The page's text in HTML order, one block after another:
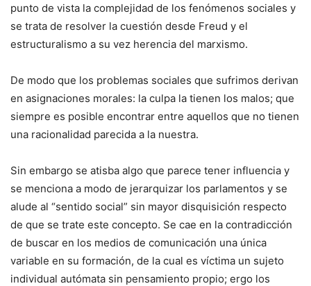
punto de vista la complejidad de los fenómenos sociales y
se trata de resolver la cuestión desde Freud y el
estructuralismo a su vez herencia del marxismo.
De modo que los problemas sociales que sufrimos derivan
en asignaciones morales: la culpa la tienen los malos; que
siempre es posible encontrar entre aquellos que no tienen
una racionalidad parecida a la nuestra.
Sin embargo se atisba algo que parece tener influencia y
se menciona a modo de jerarquizar los parlamentos y se
alude al “sentido social” sin mayor disquisición respecto
de que se trate este concepto. Se cae en la contradicción
de buscar en los medios de comunicación una única
variable en su formación, de la cual es víctima un sujeto
individual autómata sin pensamiento propio; ergo los